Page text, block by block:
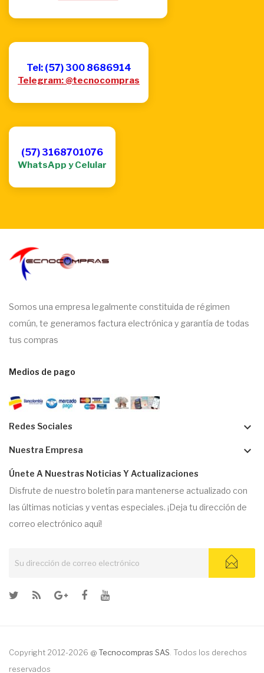
Tel: (57) 300 8686914
Telegram: @tecnocompras
(57) 3168701076
WhatsApp y Celular
Somos una empresa legalmente constituida de régimen
común, te generamos factura electrónica y garantía de todas
tus compras
Medios de pago
Redes Sociales keyboard_arrow_down
Nuestra Empresa keyboard_arrow_down
Únete A Nuestras Noticias Y Actualizaciones
Disfrute de nuestro boletín para mantenerse actualizado con
las últimas noticias y ventas especiales. ¡Deja tu dirección de
correo electrónico aquí!
Copyright 2012-2026 @ Tecnocompras SAS . Todos los derechos
reservados